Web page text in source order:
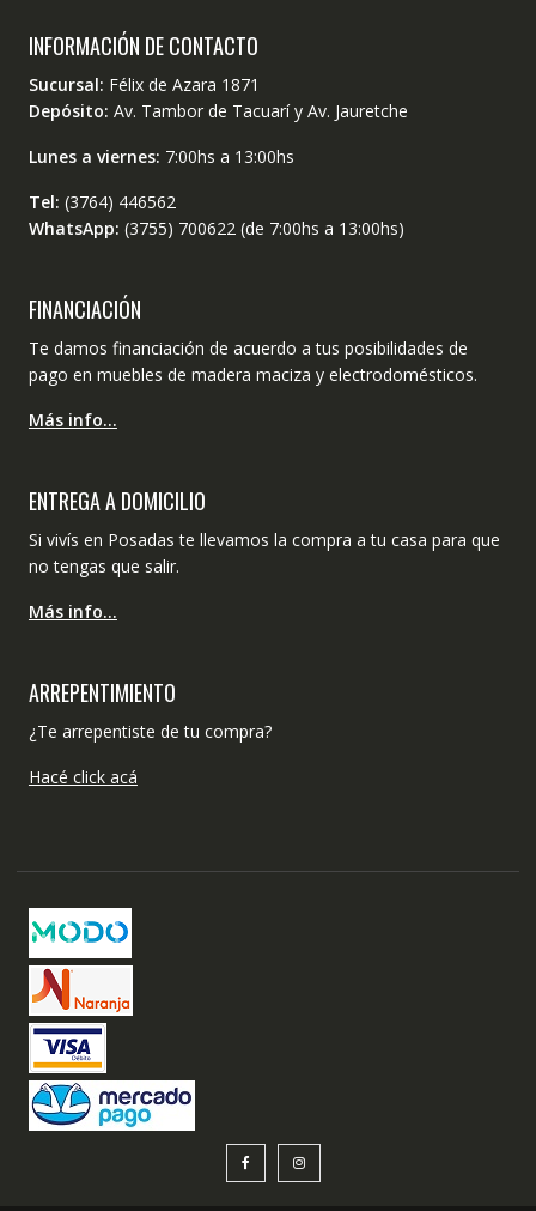
INFORMACIÓN DE CONTACTO
Sucursal: Félix de Azara 1871
Depósito: Av. Tambor de Tacuarí y Av. Jauretche
Lunes a viernes: 7:00hs a 13:00hs
Tel: (3764) 446562
WhatsApp: (3755) 700622 (de 7:00hs a 13:00hs)
FINANCIACIÓN
Te damos financiación de acuerdo a tus posibilidades de
pago en muebles de madera maciza y electrodomésticos.
Más info…
ENTREGA A DOMICILIO
Si vivís en Posadas te llevamos la compra a tu casa para que
no tengas que salir.
Más info…
ARREPENTIMIENTO
¿Te arrepentiste de tu compra?
Hacé click acá